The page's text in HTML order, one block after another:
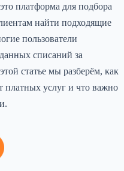
платформа для подбора
найти подходящие
пользователи
списаний за
статье мы разберём, как
платных услуг и что важно